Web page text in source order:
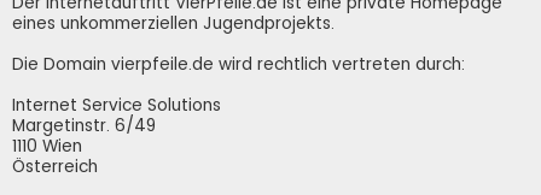
eines unkommerziellen Jugendprojekts.
Die Domain vierpfeile.de wird rechtlich vertreten durch:
Internet Service Solutions
Margetinstr. 6/49
1110 Wien
Österreich